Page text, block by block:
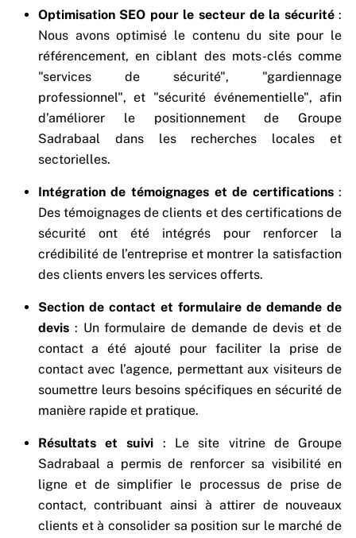
Optimisation SEO pour le secteur de la sécurité:
Nous avons optimisé le contenu du site pour le
référencement, en ciblant des mots-clés comme
"services de sécurité", "gardiennage
professionnel", et "sécurité événementielle", afin
d’améliorer le positionnement de Groupe
Sadrabaal dans les recherches locales et
sectorielles.
Intégration de témoignages et de certifications:
Des témoignages de clients et des certifications de
sécurité ont été intégrés pour renforcer la
crédibilité de l’entreprise et montrer la satisfaction
des clients envers les services offerts.
Section de contact et formulaire de demande de
devis: Un formulaire de demande de devis et de
contact a été ajouté pour faciliter la prise de
contact avec l’agence, permettant aux visiteurs de
soumettre leurs besoins spécifiques en sécurité de
manière rapide et pratique.
Résultats et suivi : Le site vitrine de Groupe
Sadrabaal a permis de renforcer sa visibilité en
ligne et de simplifier le processus de prise de
contact, contribuant ainsi à attirer de nouveaux
clients et à consolider sa position sur le marché de